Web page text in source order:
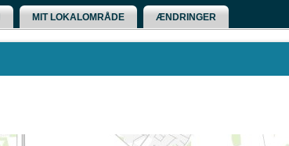
MIT LOKALOMRÅDE ÆNDRINGER